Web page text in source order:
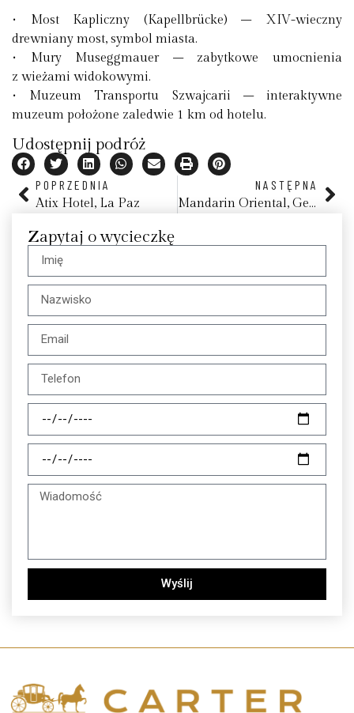
• Most Kapliczny (Kapellbrücke) – XIV-wieczny
drewniany most, symbol miasta.
• Mury Museggmauer – zabytkowe umocnienia
z wieżami widokowymi.
• Muzeum Transportu Szwajcarii – interaktywne
muzeum położone zaledwie 1 km od hotelu.
Udostępnij podróż
POPRZEDNIA
Atix Hotel, La Paz
NASTĘPNA
Mandarin Oriental, Geneva
Zapytaj o wycieczkę
Wyślij